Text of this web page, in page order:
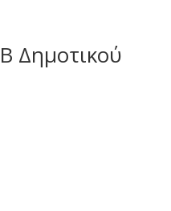
Δημοτικού